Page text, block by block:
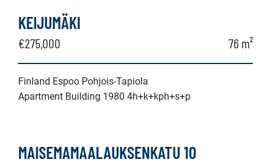
KEIJUMÄKI
€275,000 76 m²
Finland Espoo Pohjois-Tapiola
Apartment Building 1980 4h+k+kph+s+p
MAISEMAMAALAUKSENKATU 10